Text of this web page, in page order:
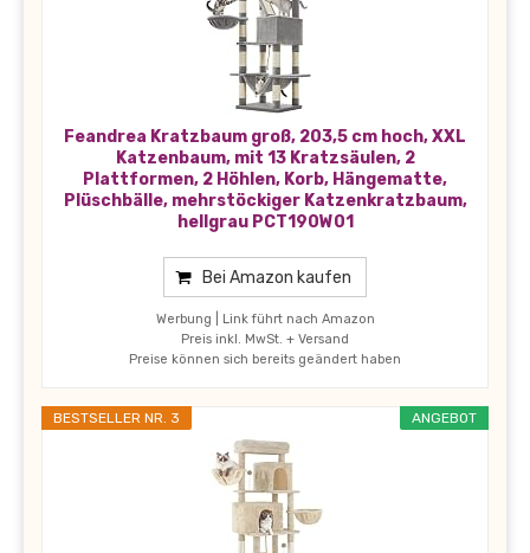
Feandrea Kratzbaum groß, 203,5 cm hoch, XXL
Katzenbaum, mit 13 Kratzsäulen, 2
Plattformen, 2 Höhlen, Korb, Hängematte,
Plüschbälle, mehrstöckiger Katzenkratzbaum,
hellgrau PCT190W01
Bei Amazon kaufen
Werbung | Link führt nach Amazon
Preis inkl. MwSt. + Versand
Preise können sich bereits geändert haben
ANGEBOT
BESTSELLER NR. 3